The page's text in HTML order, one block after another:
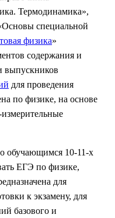
Термодинамика»,
специальной
физика»
содержания и
выпускников
для проведения
по физике, на основе
измерительные
обучающимся 10-11-х
ЕГЭ по физике,
для
к экзамену, для
базового и